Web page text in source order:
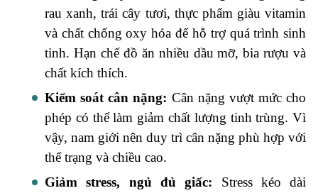
rau xanh, trái cây tươi, thực phẩm giàu vitamin
và chất chống oxy hóa để hỗ trợ quá trình sinh
tinh. Hạn chế đồ ăn nhiều dầu mỡ, bia rượu và
chất kích thích.
Kiểm soát cân nặng: Cân nặng vượt mức cho
phép có thể làm giảm chất lượng tinh trùng. Vì
vậy, nam giới nên duy trì cân nặng phù hợp với
thể trạng và chiều cao.
Giảm stress, ngủ đủ giấc: Stress kéo dài